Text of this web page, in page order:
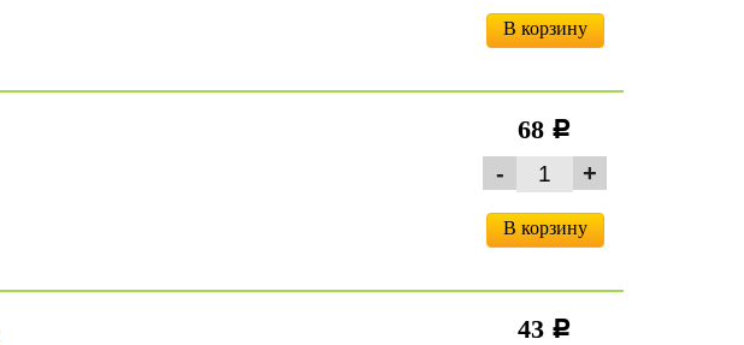
В корзину
68 c
В корзину
43 c